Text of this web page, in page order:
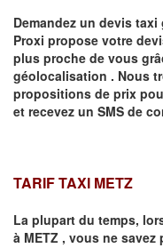
Demandez un devis
Proxi propose votre
plus proche de vous
géolocalisation . Nous
propositions de prix
et recevez un SMS de
TARIF TAXI METZ
La plupart du temps,
à METZ , vous ne savez